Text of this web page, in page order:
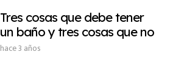
Tres cosas que debe tener
un baño y tres cosas que no
hace 3 años